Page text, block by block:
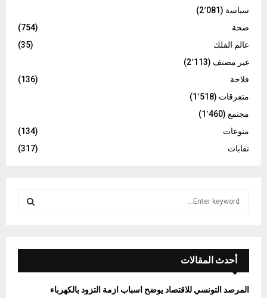
سياسة (2٬081)
صحة
(754)
عالم الفلك
(35)
غير مصنف (2٬113)
فلاحة
(136)
متفرقات (1٬518)
مجتمع (1٬460)
منوعات
(134)
نقابات
(317)
f
r
E
A
أحدث المقالات
المرصد التونسي للاقتصاد يوضح اسباب ازمة التزود بالكهرباء